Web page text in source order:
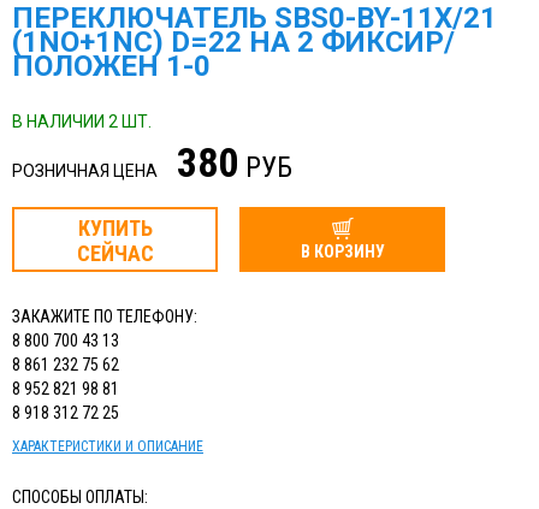
ПЕРЕКЛЮЧАТЕЛЬ SBS0-BY-11X/21
(1NO+1NC) D=22 НА 2 ФИКСИР/
ПОЛОЖЕН 1-0
В НАЛИЧИИ 2 ШТ.
РОЗНИЧНАЯ ЦЕНА 380 РУБ
КУПИТЬ
СЕЙЧАС
В КОРЗИНУ
ЗАКАЖИТЕ ПО ТЕЛЕФОНУ:
8 800 700 43 13
8 861 232 75 62
8 952 821 98 81
8 918 312 72 25
ХАРАКТЕРИСТИКИ И ОПИСАНИЕ
СПОСОБЫ ОПЛАТЫ: